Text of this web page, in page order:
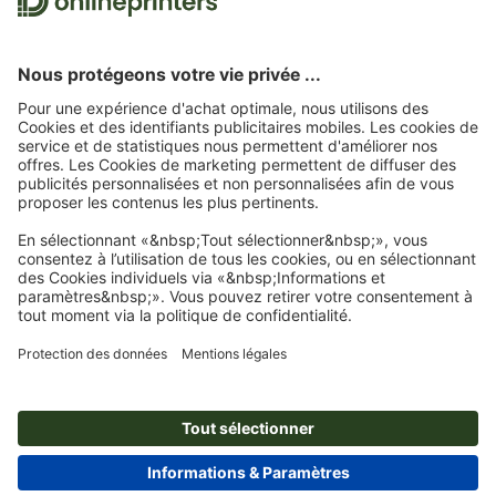
évaluations. Vous trouverez
Page d'accueil Blocs Blocs encollés, impression recto seul Blocs notes
À propos de nous
Presse
Emplois & carrière
Service
Modes de paiement
Expédition
Blog
15 %